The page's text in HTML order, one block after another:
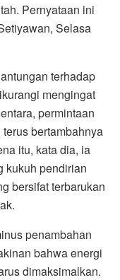
Pernyataan ini
Selasa
terhadap
mengingat
permintaan
bertambahnya
itu, kata dia, ia
kukuh pendirian
bersifat terbarukan
penambahan
bahwa energi
dimaksimalkan.